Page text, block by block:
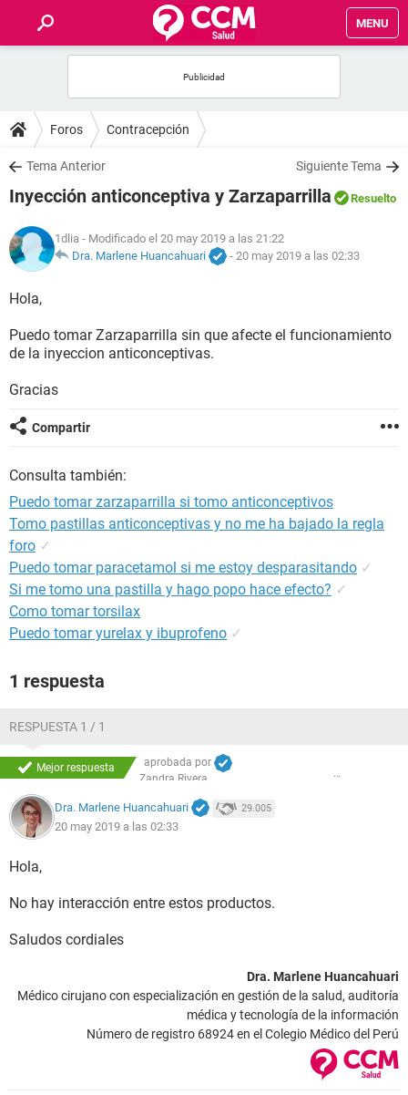
MENU
FOROS
SALUD
FAMILIA
NUTRICIÓN
BIENESTAR
SEXUALIDAD
GLOSARIO
Foros Contracepción
Tema Anterior Siguiente Tema
Inyección anticonceptiva y Zarzaparrilla Resuelto
1dlia - Modificado el 20 may 2019 a las 21:22
Dra. Marlene Huancahuari
- 20 may 2019 a las 02:33
Hola,
Puedo tomar Zarzaparrilla sin que afecte el funcionamiento
de la inyeccion anticonceptivas.
Gracias
Compartir
Consulta también:
Puedo tomar zarzaparrilla si tomo anticonceptivos
Tomo pastillas anticonceptivas y no me ha bajado la regla
foro ✓
Puedo tomar paracetamol si me estoy desparasitando ✓
Si me tomo una pastilla y hago popo hace efecto? ✓
Como tomar torsilax
Puedo tomar yurelax y ibuprofeno ✓
1 respuesta
RESPUESTA 1 / 1
Mejor respuesta
aprobada por
Zandra Rivera
Dra. Marlene Huancahuari 29.005
20 may 2019 a las 02:33
Hola,
No hay interacción entre estos productos.
Saludos cordiales
Dra. Marlene Huancahuari
Médico cirujano con especialización en gestión de la salud, auditoría
médica y tecnología de la información
Número de registro 68924 en el Colegio Médico del Perú